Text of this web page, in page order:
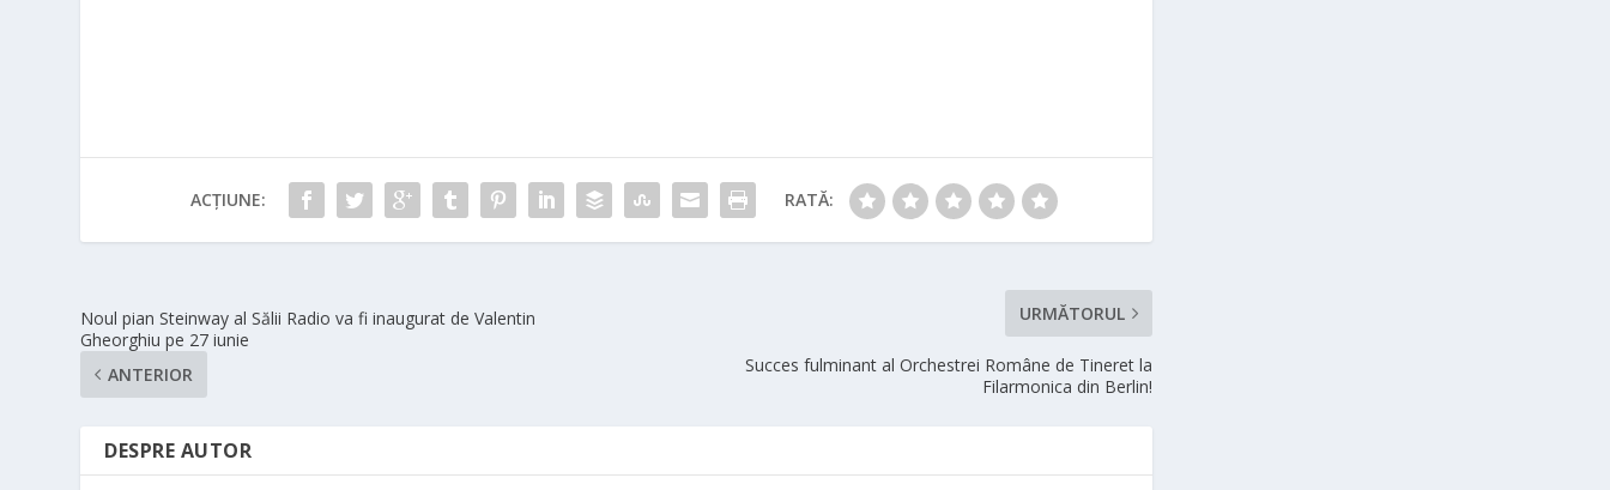
ACȚIUNE: RATĂ:
Noul pian Steinway al Sălii Radio va fi inaugurat de Valentin
Gheorghiu pe 27 iunie
ANTERIOR
URMĂTORUL
Succes fulminant al Orchestrei Române de Tineret la
Filarmonica din Berlin!
DESPRE AUTOR